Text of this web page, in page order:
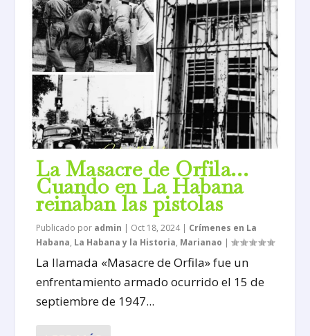
La Masacre de Orfila…
Cuando en La Habana
reinaban las pistolas
Publicado por admin | Oct 18, 2024| Crímenes en La
Habana, La Habana y la Historia, Marianao |
La llamada «Masacre de Orfila» fue un
enfrentamiento armado ocurrido el 15 de
septiembre de 1947...